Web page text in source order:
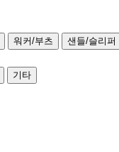
워커/부츠
샌들/슬리퍼
기타